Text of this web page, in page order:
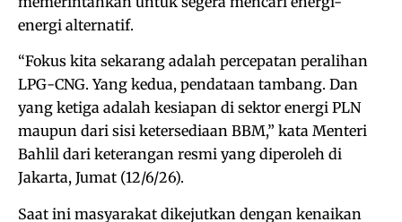
energi alternatif.
“Fokus kita sekarang adalah percepatan peralihan
LPG-CNG. Yang kedua, pendataan tambang. Dan
yang ketiga adalah kesiapan di sektor energi PLN
maupun dari sisi ketersediaan BBM,” kata Menteri
Bahlil dari keterangan resmi yang diperoleh di
Jakarta, Jumat (12/6/26).
Saat ini masyarakat dikejutkan dengan kenaikan